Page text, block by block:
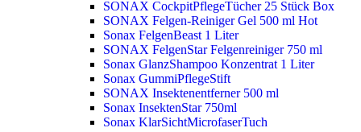
SONAX CockpitPflegeTücher 25 Stück Box
SONAX Felgen-Reiniger Gel 500 ml Hot
Sonax FelgenBeast 1 Liter
SONAX FelgenStar Felgenreiniger 750 ml
Sonax GlanzShampoo Konzentrat 1 Liter
Sonax GummiPflegeStift
SONAX Insektenentferner 500 ml
Sonax InsektenStar 750ml
Sonax KlarSichtMicrofaserTuch